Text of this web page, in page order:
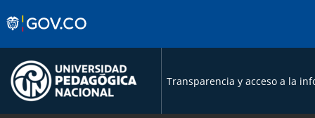
Transparencia y acceso a la